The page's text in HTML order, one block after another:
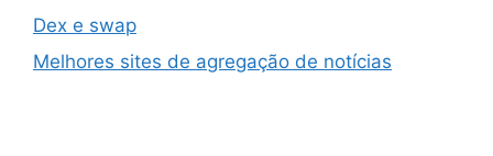
Dex e swap
Melhores sites de agregação de notícias